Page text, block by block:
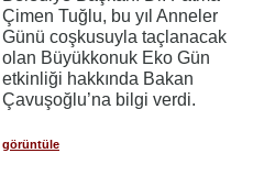
Çimen Tuğlu, bu yıl Anneler
Günü coşkusuyla taçlanacak
olan Büyükkonuk Eko Gün
etkinliği hakkında Bakan
Çavuşoğlu’na bilgi verdi.
görüntüle